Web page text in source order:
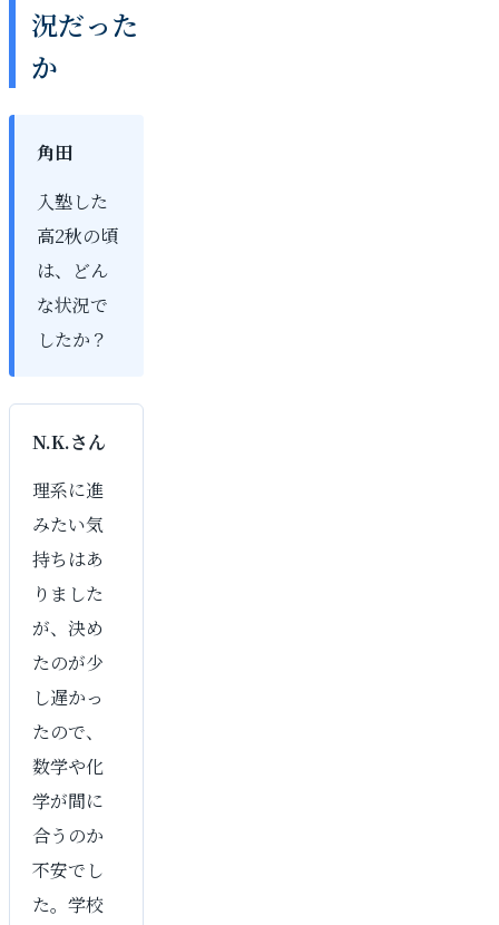
況だった
か
角田
入塾した
高2秋の頃
は、どん
な状況で
したか？
N.K.さん
理系に進
みたい気
持ちはあ
りました
が、決め
たのが少
し遅かっ
たので、
数学や化
学が間に
合うのか
不安でし
た。学校